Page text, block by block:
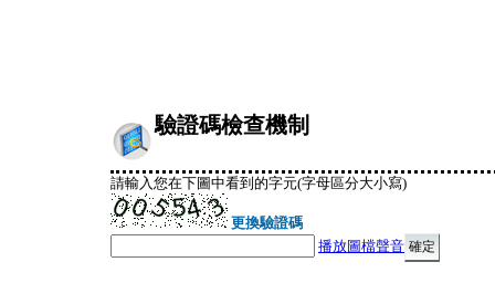
驗證碼檢查機制
請輸入您在下圖中看到的字元(字母區分大小寫)
更換驗證碼
播放圖檔聲音